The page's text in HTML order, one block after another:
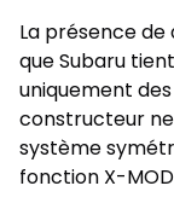
La présence
que Subaru
uniquement
constructeur
système
fonction X-